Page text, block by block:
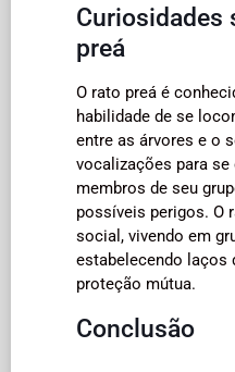
Curiosidades
preá
O rato preá é
habilidade de se
entre as árvores e o
vocalizações para
membros de seu
possíveis perigos. O
social, vivendo em
estabelecendo laços
proteção mútua.
Conclusão